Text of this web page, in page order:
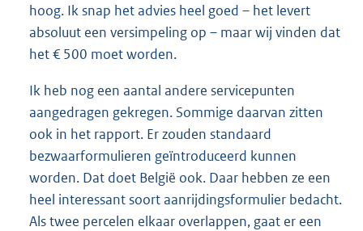
hoog. Ik snap het advies heel goed – het levert
absoluut een versimpeling op – maar wij vinden dat
het € 500 moet worden.
Ik heb nog een aantal andere servicepunten
aangedragen gekregen. Sommige daarvan zitten
ook in het rapport. Er zouden standaard
bezwaarformulieren geïntroduceerd kunnen
worden. Dat doet België ook. Daar hebben ze een
heel interessant soort aanrijdingsformulier bedacht.
Als twee percelen elkaar overlappen, gaat er een